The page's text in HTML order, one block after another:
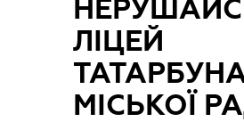
ЛІЦЕЙ
МІСЬКОЇ